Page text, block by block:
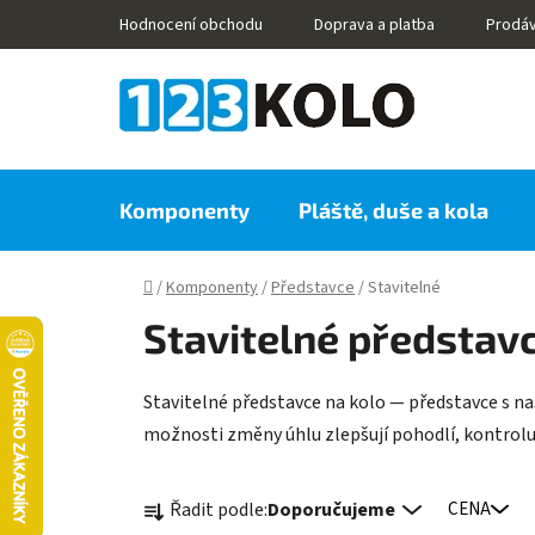
Hodnocení obchodu Doprava a platba
Komponenty Pláště, duše a kola
Domů
/Komponenty/Představce/Stavitelné
Stavitelné
Stavitelné představce na kolo — představce s
možnosti změny úhlu zlepšují pohodlí,
a Řadit podle:Doporučujeme CENA